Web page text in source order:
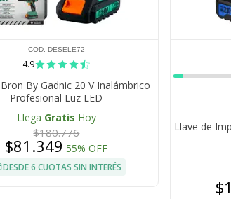
COD. DESELE72
4.9
By Gadnic 20 V Inalámbrico
Profesional Luz LED
Llega Gratis Hoy
$180.776
$81.349 55% OFF
DESDE 6 CUOTAS SIN INTERÉS
Llave de